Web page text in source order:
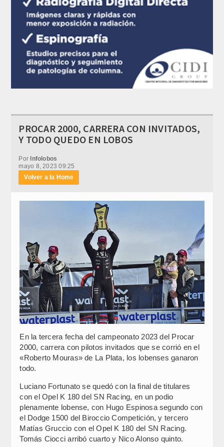
PROCAR 2000, CARRERA CON INVITADOS,
Y TODO QUEDO EN LOBOS
PorInfolobos
mayo 8, 2023 09:25
Volver a la Home
En la tercera fecha del campeonato 2023 del Procar
2000, carrera con pilotos invitados que se corrió en el
«Roberto Mouras» de La Plata, los lobenses ganaron
todo.
Luciano Fortunato se quedó con la final de titulares
con el Opel K 180 del SN Racing, en un podio
plenamente lobense, con Hugo Espinosa segundo con
el Dodge 1500 del Biroccio Competición, y tercero
Matías Gruccio con el Opel K 180 del SN Racing.
Tomás Ciocci arribó cuarto y Nico Alonso quinto.